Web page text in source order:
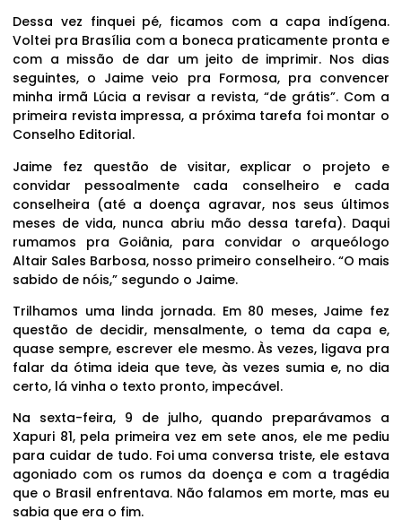
Dessa vez finquei pé, ficamos com a capa indígena.
Voltei pra Brasília com a boneca praticamente pronta e
com a missão de dar um jeito de imprimir. Nos dias
seguintes, o Jaime veio pra Formosa, pra convencer
minha irmã Lúcia a revisar a revista, “de grátis”. Com a
primeira revista impressa, a próxima tarefa foi montar o
Conselho Editorial.
Jaime fez questão de visitar, explicar o projeto e
convidar pessoalmente cada conselheiro e cada
conselheira (até a doença agravar, nos seus últimos
meses de vida, nunca abriu mão dessa tarefa). Daqui
rumamos pra Goiânia, para convidar o arqueólogo
Altair Sales Barbosa, nosso primeiro conselheiro. “O mais
sabido de nóis,” segundo o Jaime.
Trilhamos uma linda jornada. Em 80 meses, Jaime fez
questão de decidir, mensalmente, o tema da capa e,
quase sempre, escrever ele mesmo. Às vezes, ligava pra
falar da ótima ideia que teve, às vezes sumia e, no dia
certo, lá vinha o texto pronto, impecável.
Na sexta-feira, 9 de julho, quando preparávamos a
Xapuri 81, pela primeira vez em sete anos, ele me pediu
para cuidar de tudo. Foi uma conversa triste, ele estava
agoniado com os rumos da doença e com a tragédia
que o Brasil enfrentava. Não falamos em morte, mas eu
sabia que era o fim.